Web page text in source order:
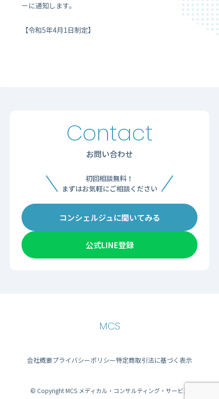
ーに通知します。
【令和5年4月1日制定】
Contact
お問い合わせ
初回相談無料！
まずはお気軽にご相談ください
コンシェルジュに聞いてみる
公式LINE登録
MCS
会社概要プライバシーポリシー特定商取引法に基づく表示
© Copyright MCS メディカル・コンサルティング・サービス